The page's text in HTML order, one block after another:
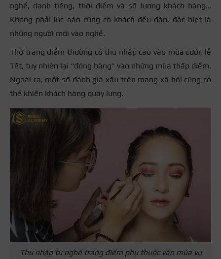
nghề, danh tiếng, thời điểm và số lượng khách hàng…
Không phải lúc nào cũng có khách đều đặn, đặc biệt là
những người mới vào nghề.
Thợ trang điểm thường có thu nhập cao vào mùa cưới, lễ
Tết, tuy nhiên lại “đóng băng” vào những mùa thấp điểm.
Ngoài ra, một số đánh giá xấu trên mạng xã hội cũng có
thể khiến khách hàng quay lưng.
Thu nhập từ nghề trang điểm phụ thuộc vào mùa vụ